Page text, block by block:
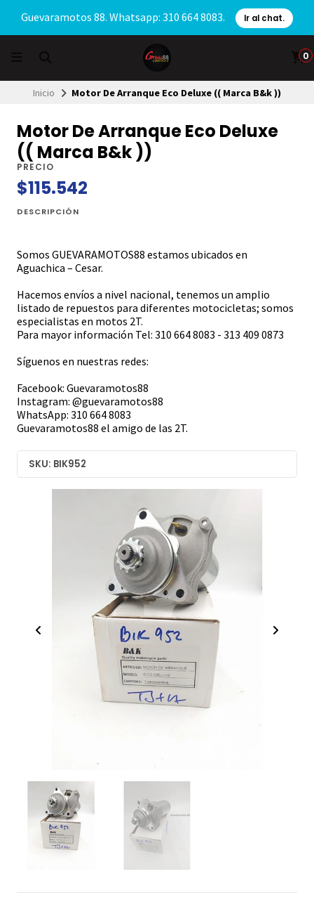
Guevaramotos 88. Whatsapp: 310 664 8083. Ir al chat.
0
Inicio Motor De Arranque Eco Deluxe (( Marca B&k ))
Motor De Arranque Eco Deluxe
(( Marca B&k ))
PRECIO
$115.542
DESCRIPCIÓN
Somos GUEVARAMOTOS88 estamos ubicados en
Aguachica – Cesar.
Hacemos envíos a nivel nacional, tenemos un amplio
listado de repuestos para diferentes motocicletas; somos
especialistas en motos 2T.
Para mayor información Tel: 310 664 8083 - 313 409 0873
Síguenos en nuestras redes:
Facebook: Guevaramotos88
Instagram: @guevaramotos88
WhatsApp: 310 664 8083
Guevaramotos88 el amigo de las 2T.
SKU: BIK952